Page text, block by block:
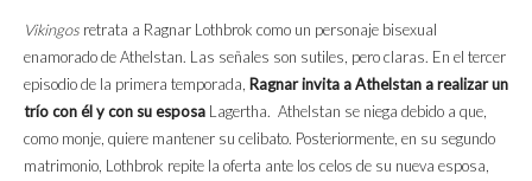
Vikingos retrata a Ragnar Lothbrok como un personaje bisexual
enamorado de Athelstan. Las señales son sutiles, pero claras. En el tercer
episodio de la primera temporada, Ragnar invita a Athelstan a realizar un
trío con él y con su esposa Lagertha. Athelstan se niega debido a que,
como monje, quiere mantener su celibato. Posteriormente, en su segundo
matrimonio, Lothbrok repite la oferta ante los celos de su nueva esposa,